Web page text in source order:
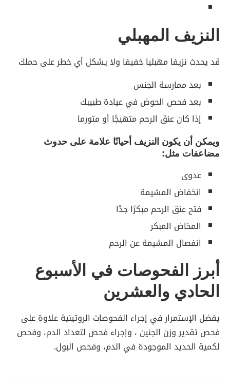
النزيف المهبلي
قد يحدث نزيفا مهبليا خفيفا ولا يشكل أي خطر على حملك
بعد ممارسة الجنس
بعد فحص الحوض في عيادة طبيبك
إذا كان عنق الرحم متهيجًا أو متورما
ويمكن أن يكون النزيف أحيانًا علامة على حدوث
مضاعفات مثل:
عدوى
انخفاض المشيمة
فتح عنق الرحم مبكرًا جدًا
المخاض المبكر
انفصال المشيمة عن الرحم
أبرز الفحوصات في الأسبوع
الحادي والعشرين
يفضل الإستمرار في إجراء الفحوصات الروتينية علاوة على
فحص تقدير وزن الجنين ، وإجراء فحص لتعداد الدم، وفحص
لكمية الحديد الموجودة في الدم، وفحص البول.